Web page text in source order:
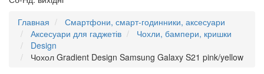
Главная
Смартфони, смарт-годинники, аксесуари
Аксесуари для гаджетів
Чохли, бампери, кришки
Design
Чохол Gradient Design Samsung Galaxy S21 pink/yellow